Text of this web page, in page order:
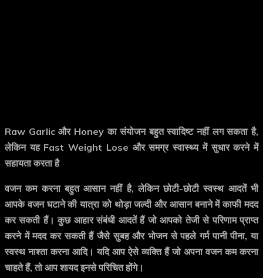
Raw Garlic और Honey का संयोजन बहुत स्वादिष्ट नहीं लग सकता है,
लेकिन यह Fast Weight Lose और समग्र स्वास्थ्य में सुधार करने में
सहायता करता है
वजन कम करना बहुत आसान नहीं है, लेकिन छोटी-छोटी स्वस्थ आदतें भी
आपके वजन घटाने की यात्रा को थोड़ा जल्दी और आसान बनाने में काफी मदद
कर सकती हैं। कुछ आहार संबंधी आदतें हैं जो आपको तेजी से परिणाम प्राप्त
करने में मदद कर सकती हैं जैसे सुबह और भोजन से पहले गर्म पानी पीना, या
स्वस्थ नाश्ता करना आदि। यदि आप ऐसे व्यक्ति हैं जो अपना वजन कम करना
चाहते हैं, तो आप शायद इनसे परिचित होंगे।